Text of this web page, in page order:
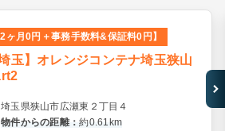
2ヶ月0円＋事務手数料&保証料0円】
埼玉】オレンジコンテナ埼玉狭山
埼玉県狭山市広瀬東２丁目４
物件からの距離：約0.61km